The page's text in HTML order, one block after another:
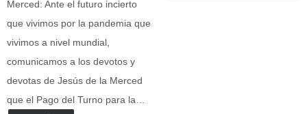
Merced: Ante el futuro incierto
que vivimos por la pandemia que
vivimos a nivel mundial,
comunicamos a los devotos y
devotas de Jesús de la Merced
que el Pago del Turno para la…